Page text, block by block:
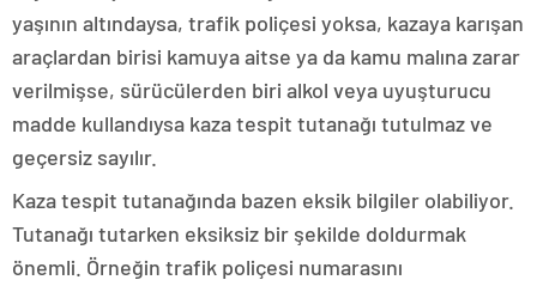
yaşının altındaysa, trafik poliçesi yoksa, kazaya karışan
araçlardan birisi kamuya aitse ya da kamu malına zarar
verilmişse, sürücülerden biri alkol veya uyuşturucu
madde kullandıysa kaza tespit tutanağı tutulmaz ve
geçersiz sayılır.
Kaza tespit tutanağında bazen eksik bilgiler olabiliyor.
Tutanağı tutarken eksiksiz bir şekilde doldurmak
önemli. Örneğin trafik poliçesi numarasını